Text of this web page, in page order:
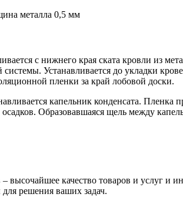
металла 0,5 мм
с нижнего края ската кровли из
Устанавливается до укладки
пленки за край лобовой доски.
капельник конденсата. Пленка
Образовавшаяся щель между
высочайшее качество товаров и услуг
решения ваших задач.